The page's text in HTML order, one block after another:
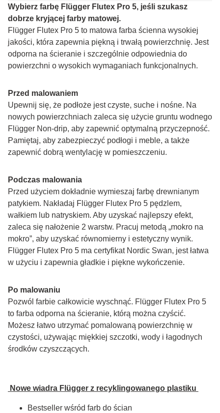
Wybierz farbę Flügger Flutex Pro 5, jeśli szukasz
dobrze kryjącej farby matowej.
Flügger Flutex Pro 5 to matowa farba ścienna wysokiej
jakości, która zapewnia piękną i trwałą powierzchnię. Jest
odporna na ścieranie i szczególnie odpowiednia do
powierzchni o wysokich wymaganiach funkcjonalnych.
Przed malowaniem
Upewnij się, że podłoże jest czyste, suche i nośne. Na
nowych powierzchniach zaleca się użycie gruntu wodnego
Flügger Non-drip, aby zapewnić optymalną przyczepność.
Pamiętaj, aby zabezpieczyć podłogi i meble, a także
zapewnić dobrą wentylację w pomieszczeniu.
Podczas malowania
Przed użyciem dokładnie wymieszaj farbę drewnianym
patykiem. Nakładaj Flügger Flutex Pro 5 pędzlem,
wałkiem lub natryskiem. Aby uzyskać najlepszy efekt,
zaleca się nałożenie 2 warstw. Pracuj metodą „mokro na
mokro”, aby uzyskać równomierny i estetyczny wynik.
Flügger Flutex Pro 5 ma certyfikat Nordic Swan, jest łatwa
w użyciu i zapewnia gładkie i piękne wykończenie.
Po malowaniu
Pozwól farbie całkowicie wyschnąć. Flügger Flutex Pro 5
to farba odporna na ścieranie, którą można czyścić.
Możesz łatwo utrzymać pomalowaną powierzchnię w
czystości, używając miękkiej szczotki, wody i łagodnych
środków czyszczących.
Nowe wiadra Flügger z recyklingowanego plastiku
Bestseller wśród farb do ścian